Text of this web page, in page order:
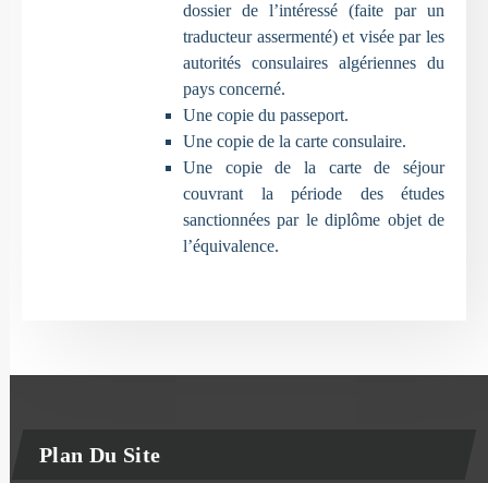
dossier de l’intéressé (faite par un
traducteur assermenté) et visée par les
autorités consulaires algériennes du
pays concerné.
Une copie du passeport.
Une copie de la carte consulaire.
Une copie de la carte de séjour
couvrant la période des études
sanctionnées par le diplôme objet de
l’équivalence.
Plan Du Site